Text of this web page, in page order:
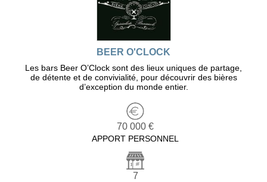
BEER O'CLOCK
Les bars Beer O’Clock sont des lieux uniques de partage,
de détente et de convivialité, pour découvrir des bières
d’exception du monde entier.
70 000 €
APPORT PERSONNEL
7